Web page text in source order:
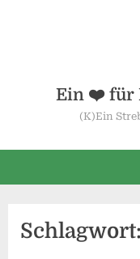
Ein ❤️ für
(K)Ein